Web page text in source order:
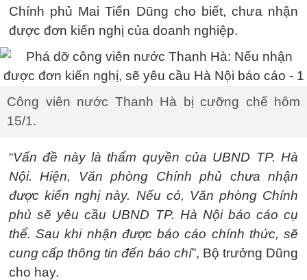
Chính phủ Mai Tiến Dũng cho biết, chưa nhận
được đơn kiến nghị của doanh nghiệp.
Công viên nước Thanh Hà bị cưỡng chế hôm
15/1.
“Vấn đề này là thẩm quyền của UBND TP. Hà
Nội. Hiện, Văn phòng Chính phủ chưa nhận
được kiến nghị này. Nếu có, Văn phòng Chính
phủ sẽ yêu cầu UBND TP. Hà Nội báo cáo cụ
thể. Sau khi nhận được báo cáo chính thức, sẽ
cung cấp thông tin đến báo chí”, Bộ trưởng Dũng
cho hay.